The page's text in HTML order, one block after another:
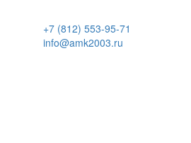
+7 (812) 553-95-71
info@amk2003.ru